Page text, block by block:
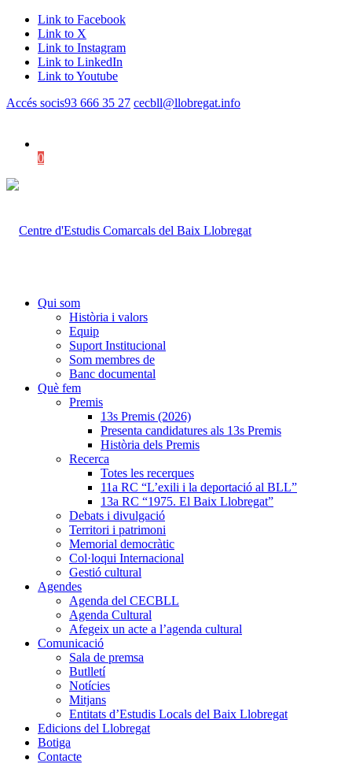
Link to Facebook
Link to X
Link to Instagram
Link to LinkedIn
Link to Youtube
Accés socis93 666 35 27 cecbll@llobregat.info
0
Qui som
Història i valors
Equip
Suport Institucional
Som membres de
Banc documental
Què fem
Premis
13s Premis (2026)
Presenta candidatures als 13s Premis
Història dels Premis
Recerca
Totes les recerques
11a RC “L’exili i la deportació al BLL”
13a RC “1975. El Baix Llobregat”
Debats i divulgació
Territori i patrimoni
Memorial democràtic
Col·loqui Internacional
Gestió cultural
Agendes
Agenda del CECBLL
Agenda Cultural
Afegeix un acte a l’agenda cultural
Comunicació
Sala de premsa
Butlletí
Notícies
Mitjans
Entitats d’Estudis Locals del Baix Llobregat
Edicions del Llobregat
Botiga
Contacte